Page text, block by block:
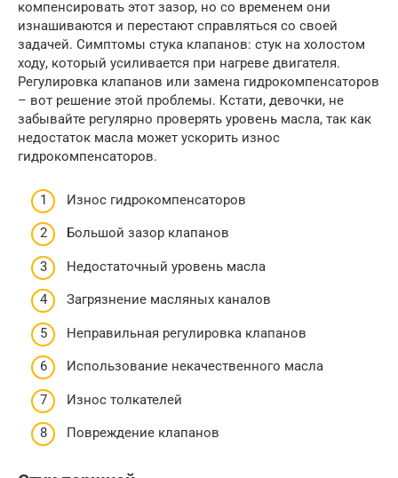
компенсировать этот зазор, но со временем они
изнашиваются и перестают справляться со своей
задачей. Симптомы стука клапанов: стук на холостом
ходу, который усиливается при нагреве двигателя.
Регулировка клапанов или замена гидрокомпенсаторов
– вот решение этой проблемы. Кстати, девочки, не
забывайте регулярно проверять уровень масла, так как
недостаток масла может ускорить износ
гидрокомпенсаторов.
Износ гидрокомпенсаторов
Большой зазор клапанов
Недостаточный уровень масла
Загрязнение масляных каналов
Неправильная регулировка клапанов
Использование некачественного масла
Износ толкателей
Повреждение клапанов